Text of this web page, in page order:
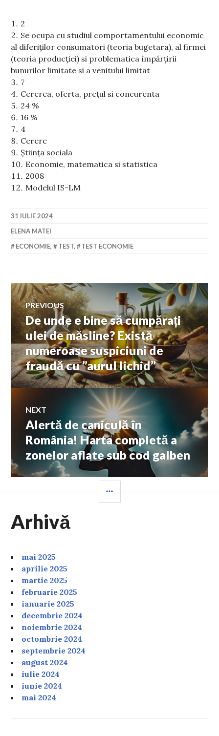
2
Se ocupa cu studiul comportamentului economic
al diferiților consumatori (teoria bugetara), al firmei
(teoria producției) si problematica împărțirii
bunurilor limitate si a venitului limitat
7
Cererea, oferta, prețul si concurenta
24 %
16 %
4
Cerere
Știința sociala
Economie, matematica si statistica
2008
Modelul IS-LM
31 IULIE 2024
ELENA MATEI
ECONOMIE, TEST, TEST ECONOMIE
Navigare
în
articole
PREVIOUS
Previous
post:
De unde e bine să cumpărați
ulei de măsline? Există
numeroase suspiciuni de
fraudă cu ”aurul lichid”
NEXT
Next
post:
Alertă de caniculă în
România! Harta completă a
zonelor aflate sub cod galben
Arhivă
mai 2025
aprilie 2025
martie 2025
februarie 2025
ianuarie 2025
decembrie 2024
noiembrie 2024
octombrie 2024
septembrie 2024
august 2024
iulie 2024
iunie 2024
mai 2024